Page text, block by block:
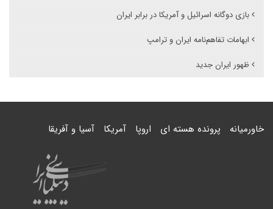
بازی دوگانه اسرائیل و آمریکا در برابر ایران
ابهامات تفاهم‌نامه ایران و ترامپ
ظهور ایران جدید
خاورمیانه پرونده هسته ای اروپا آمریکا آسیا و آفریقا